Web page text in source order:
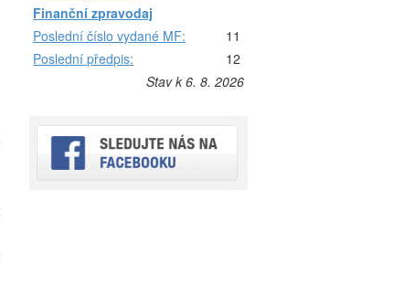
Finanční zpravodaj
Poslední číslo vydané MF:
11
Poslední předpis:
12
Stav k 6. 8. 2026